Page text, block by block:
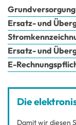
Ersatz- und
Ersatz- und
E-
Die
Damit wir diesen